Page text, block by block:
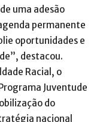
uma adesão
permanente
oportunidades e
destacou.
Racial, o
Juventude
do
nacional